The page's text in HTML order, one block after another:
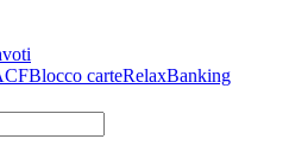
Blocco carteRelaxBanking